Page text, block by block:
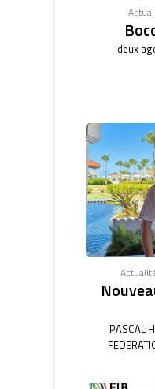
deux
PASCAL